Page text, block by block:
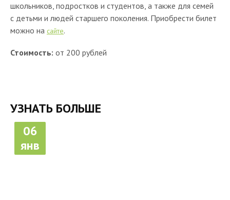
школьников, подростков и студентов, а также для семей
с детьми и людей старшего поколения. Приобрести билет
можно на сайте.
Стоимость: от 200 рублей
УЗНАТЬ БОЛЬШЕ
06
янв